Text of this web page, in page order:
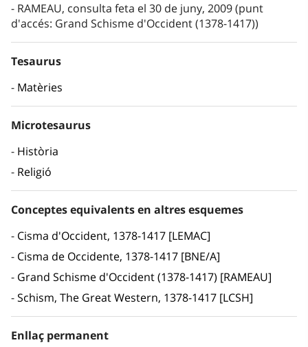
RAMEAU, consulta feta el 30 de juny, 2009 (punt
d'accés: Grand Schisme d'Occident (1378-1417))
Tesaurus
Matèries
Microtesaurus
Història
Religió
Conceptes equivalents en altres esquemes
Cisma d'Occident, 1378-1417 [LEMAC]
Cisma de Occidente, 1378-1417 [BNE/A]
Grand Schisme d'Occident (1378-1417) [RAMEAU]
Schism, The Great Western, 1378-1417 [LCSH]
Enllaç permanent